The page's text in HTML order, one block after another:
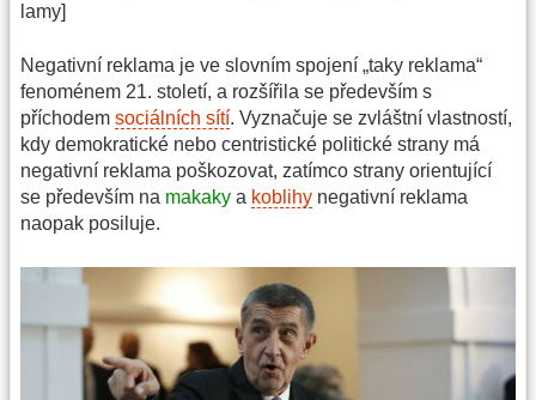
lamy]
Negativní reklama je ve slovním spojení „taky reklama“
fenoménem 21. století, a rozšířila se především s
příchodem sociálních sítí. Vyznačuje se zvláštní vlastností,
kdy demokratické nebo centristické politické strany má
negativní reklama poškozovat, zatímco strany orientující
se především na makaky a koblihy negativní reklama
naopak posiluje.